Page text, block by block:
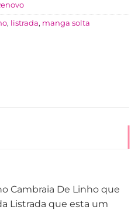
, listrada, manga solta
Cambraia De Linho que
Listrada que esta um